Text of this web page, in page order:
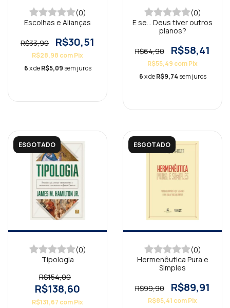
(0)
Escolhas e Alianças
R$33,90 R$30,51
R$28,98 comPix
6x deR$5,09 sem juros
(0)
E se… Deus tiver outros
planos?
R$64,90 R$58,41
R$55,49 comPix
6x deR$9,74 sem juros
ESGOTADO
(0)
Tipologia
R$154,00
R$138,60
R$131,67 comPix
ESGOTADO
(0)
Hermenêutica Pura e
Simples
R$99,90 R$89,91
R$85,41 comPix